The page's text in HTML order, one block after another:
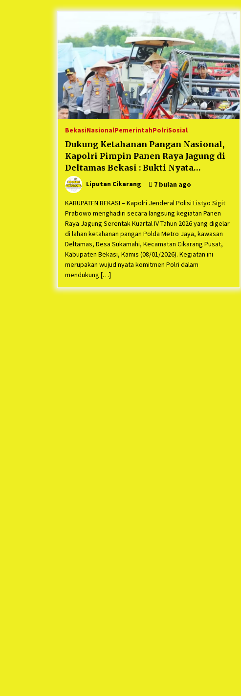
Berjalan Sukses
5 bulan ago
Kartini Penggerak Lingkungan dari
Sampah Bukit Berlian
1 tahun ago
Ucapan Terimakasih Ketua Umum
Jurpala Indonesia dan KOSMI
Indonesia Atas Respon Cepat Polres
Metro Bekasi dan Polsek Cikarang
Timur yang Tangkap Oknum Ormas
Terkait Pengusiran Pendirian Posko
1 tahun ago
BekasiNasionalPemerintahPolriSosial
Dukung Ketahanan Pangan Nasional,
Kapolri Pimpin Panen Raya Jagung di
Deltamas Bekasi : Bukti Nyata
Program Swasembada Presiden
Liputan Cikarang 7 bulan ago
KABUPATEN BEKASI – Kapolri Jenderal Polisi Listyo Sigit
Prabowo menghadiri secara langsung kegiatan Panen
Raya Jagung Serentak Kuartal IV Tahun 2026 yang digelar
di lahan ketahanan pangan Polda Metro Jaya, kawasan
Deltamas, Desa Sukamahi, Kecamatan Cikarang Pusat,
Kabupaten Bekasi, Kamis (08/01/2026). Kegiatan ini
merupakan wujud nyata komitmen Polri dalam
mendukung […]